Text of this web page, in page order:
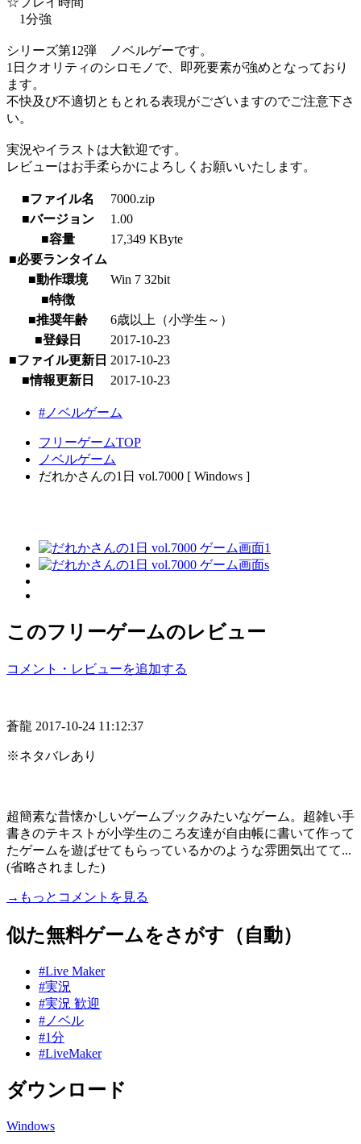
1分強
シリーズ第12弾 ノベルゲーです。
1日クオリティのシロモノで、即死要素が強めとなっており
ます。
不快及び不適切ともとれる表現がございますのでご注意下さ
い。
実況やイラストは大歓迎です。
レビューはお手柔らかによろしくお願いいたします。
■ファイル名
7000.zip
■バージョン
1.00
■容量
17,349 KByte
■必要ランタイム
■動作環境
Win 7 32bit
■特徴
■推奨年齢
6歳以上（小学生～）
■登録日
2017-10-23
■ファイル更新日 2017-10-23
■情報更新日
2017-10-23
#ノベルゲーム
フリーゲームTOP
ノベルゲーム
だれかさんの1日 vol.7000 [ Windows ]
このフリーゲームのレビュー
コメント・レビューを追加する
蒼龍 2017-10-24 11:12:37
※ネタバレあり
超簡素な昔懐かしいゲームブックみたいなゲーム。超雑い手
書きのテキストが小学生のころ友達が自由帳に書いて作って
たゲームを遊ばせてもらっているかのような雰囲気出てて...
(省略されました)
→もっとコメントを見る
似た無料ゲームをさがす（自動）
#Live Maker
#実況
#実況 歓迎
#ノベル
#1分
#LiveMaker
ダウンロード
Windows